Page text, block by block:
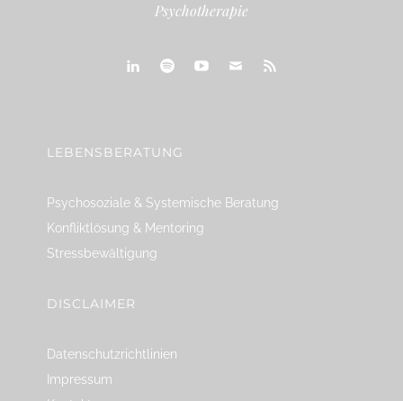
Psychotherapie
LEBENSBERATUNG
Psychosoziale & Systemische Beratung
Konfliktlösung & Mentoring
Stressbewältigung
DISCLAIMER
Datenschutzrichtlinien
Impressum